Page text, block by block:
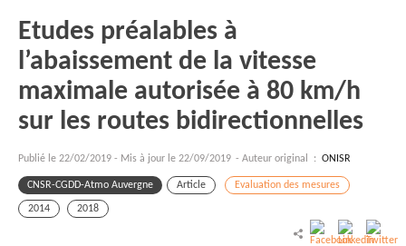
Etudes préalables à
l’abaissement de la vitesse
maximale autorisée à 80 km/h
sur les routes bidirectionnelles
Publié le 22/02/2019 - Mis à jour le 22/09/2019 - Auteur original : ONISR
CNSR-CGDD-Atmo Auvergne Article Evaluation des mesures
2014 2018